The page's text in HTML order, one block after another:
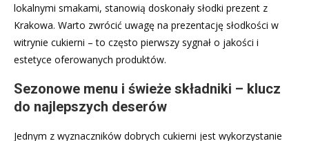
lokalnymi smakami, stanowią doskonały słodki prezent z
Krakowa. Warto zwrócić uwagę na prezentację słodkości w
witrynie cukierni – to często pierwszy sygnał o jakości i
estetyce oferowanych produktów.
Sezonowe menu i świeże składniki – klucz
do najlepszych deserów
Jednym z wyznaczników dobrych cukierni jest wykorzystanie